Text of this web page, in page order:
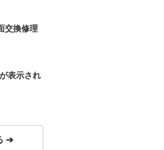
交換修理
表示され
➔